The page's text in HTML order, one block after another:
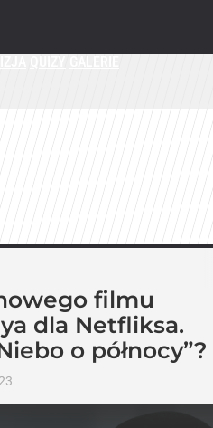
filmu
dla Netfliksa.
o północy”?